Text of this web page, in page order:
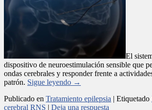
El
dispositivo de neuroestimulación sensible que
ondas cerebrales y responder frente a
patrón. Sigue leyendo →
Publicado en Tratamiento epilepsia | Etiquetado
cerebral RNS | Deja una respuesta